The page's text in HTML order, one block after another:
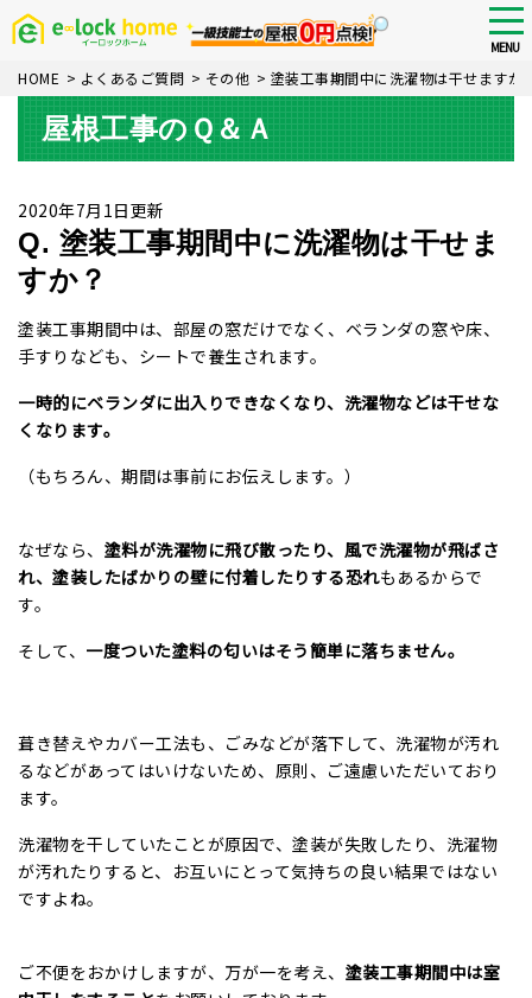
Skip
content
MENU
HOME > よくあるご質問 > その他 > 塗装工事期間中に洗濯物は干せますか
屋根工事のＱ＆Ａ
2020年7月1日更新
Q. 塗装工事期間中に洗濯物は干せま
すか？
塗装工事期間中は、部屋の窓だけでなく、ベランダの窓や床、
手すりなども、シートで養生されます。
一時的にベランダに出入りできなくなり、洗濯物などは干せな
くなります。
（もちろん、期間は事前にお伝えします。）
なぜなら、 塗料が洗濯物に飛び散ったり、風で洗濯物が飛ばさ
れ、塗装したばかりの壁に付着したりする恐れもあるからで
す。
そして、 一度ついた塗料の匂いはそう簡単に落ちません。
葺き替えやカバー工法も、ごみなどが落下して、洗濯物が汚れ
るなどがあってはいけないため、原則、ご遠慮いただいており
ます。
洗濯物を干していたことが原因で、塗装が失敗したり、洗濯物
が汚れたりすると、お互いにとって気持ちの良い結果ではない
ですよね。
ご不便をおかけしますが、万が一を考え、 塗装工事期間中は室